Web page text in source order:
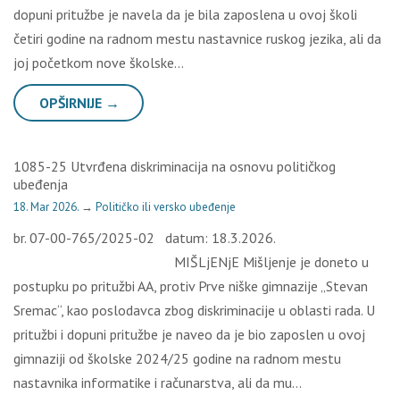
dopuni pritužbe je navela da je bila zaposlena u ovoj školi
četiri godine na radnom mestu nastavnice ruskog jezika, ali da
joj početkom nove školske…
OPŠIRNIJE →
1085-25 Utvrđena diskriminacija na osnovu političkog
ubeđenja
18. Mar 2026. → Političko ili versko ubeđenje
br. 07-00-765/2025-02 datum: 18.3.2026.
MIŠLjENjE Mišljenje je doneto u
postupku po pritužbi AA, protiv Prve niške gimnazije „Stevan
Sremac“, kao poslodavca zbog diskriminacije u oblasti rada. U
pritužbi i dopuni pritužbe je naveo da je bio zaposlen u ovoj
gimnaziji od školske 2024/25 godine na radnom mestu
nastavnika informatike i računarstva, ali da mu…